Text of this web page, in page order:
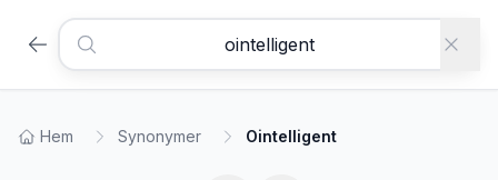
Hem Synonymer Ointelligent